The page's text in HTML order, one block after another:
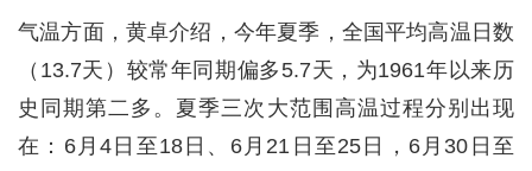
气温方面，黄卓介绍，今年夏季，全国平均高温日数
（13.7天）较常年同期偏多5.7天，为1961年以来历
史同期第二多。夏季三次大范围高温过程分别出现
在：6月4日至18日、6月21日至25日，6月30日至